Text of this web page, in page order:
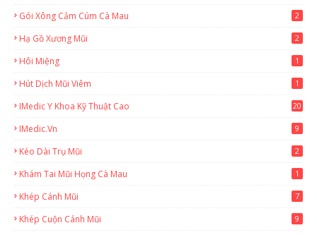
Gói Xông Cảm Cúm Cà Mau 2
Hạ Gồ Xương Mũi 2
Hôi Miệng 1
Hút Dịch Mũi Viêm 1
IMedic Y Khoa Kỹ Thuật Cao
20
IMedic.vn 9
Kéo Dài Trụ Mũi 2
Khám Tai Mũi Họng Cà Mau 1
Khép Cánh Mũi 7
Khép Cuộn Cánh Mũi 9